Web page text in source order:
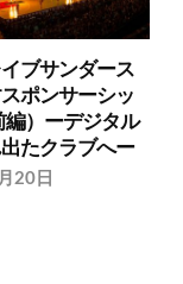
ブサンダース
ポンサーシッ
編）ーデジタル
たクラブへー
20日